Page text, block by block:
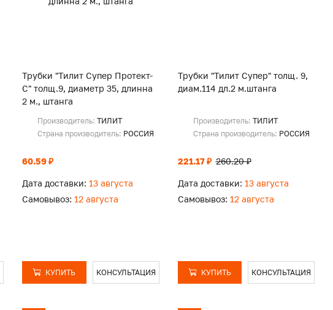
Трубки "Тилит Супер Протект-
С" толщ.9, диаметр 35, длинна
2 м., штанга
Производитель: ТИЛИТ
Страна производитель: РОССИЯ
60.59 ₽
Дата доставки: 13 августа
Самовывоз: 12 августа
КУПИТЬ КОНСУЛЬТАЦИЯ
Трубки "Тилит Супер" толщ. 9,
диам.114 дл.2 м.штанга
Производитель: ТИЛИТ
Страна производитель: РОССИЯ
221.17 ₽ 260.20 ₽
Дата доставки: 13 августа
Самовывоз: 12 августа
КУПИТЬ КОНСУЛЬТАЦИЯ